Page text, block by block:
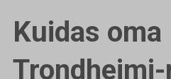
Kuidas oma